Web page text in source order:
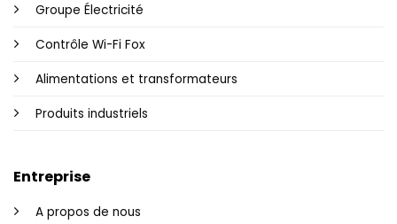
Groupe Électricité
Contrôle Wi-Fi Fox
Alimentations et transformateurs
Produits industriels
Entreprise
A propos de nous